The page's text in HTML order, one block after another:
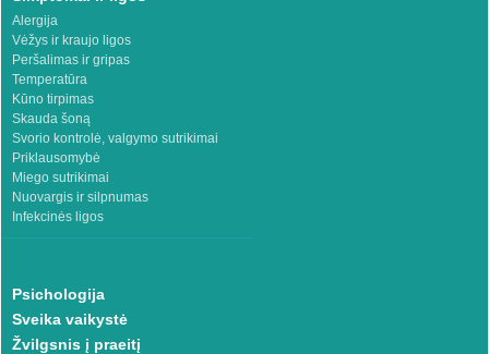
Alergija
Vėžys ir kraujo ligos
Peršalimas ir gripas
Temperatūra
Kūno tirpimas
Skauda šoną
Svorio kontrolė, valgymo sutrikimai
Priklausomybė
Miego sutrikimai
Nuovargis ir silpnumas
Infekcinės ligos
Psichologija
Sveika vaikystė
Žvilgsnis į praeitį